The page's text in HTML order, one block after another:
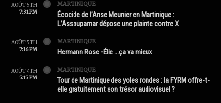
AOÛT 5TH
7:31 PM
MARTINIQUE
Écocide de l’Anse Meunier en Martinique :
L’Assaupamar dépose une plainte contre X
AOÛT 5TH
7:16 PM
MARTINIQUE
Hermann Rose -Élie …ça va mieux
AOÛT 4TH
5:15 PM
MARTINIQUE
Tour de Martinique des yoles rondes : la FYRM offre-t-
elle gratuitement son trésor audiovisuel ?